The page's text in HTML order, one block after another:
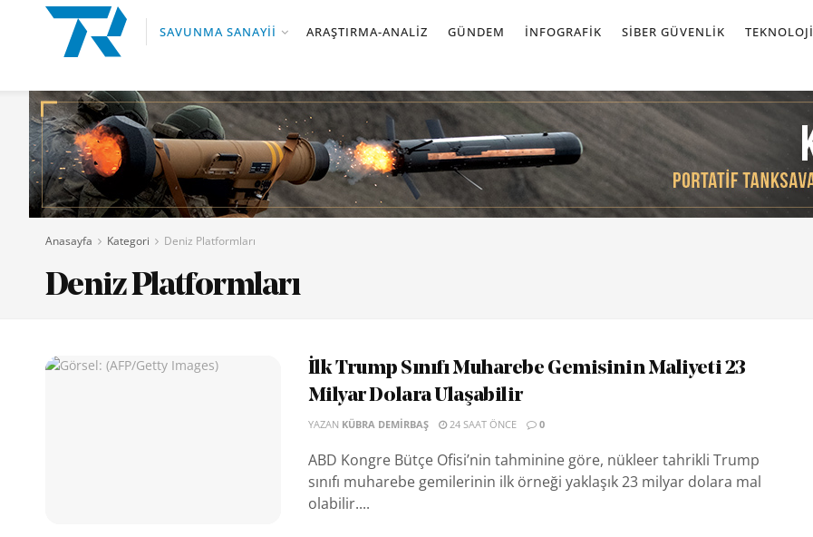
SAVUNMA SANAYII ARAŞTIRMA-ANALIZ GÜNDEM İNFOGRAFIK SIBER GÜVENLIK TEKNOLOJI
Anasayfa Kategori Deniz Platformları
Deniz Platformları
İlk Trump Sınıfı Muharebe Gemisinin Maliyeti 23
Milyar Dolara Ulaşabilir
YAZAN KÜBRA DEMIRBAŞ 24 SAAT ÖNCE 0
ABD Kongre Bütçe Ofisi’nin tahminine göre, nükleer tahrikli Trump
sınıfı muharebe gemilerinin ilk örneği yaklaşık 23 milyar dolara mal
olabilir....